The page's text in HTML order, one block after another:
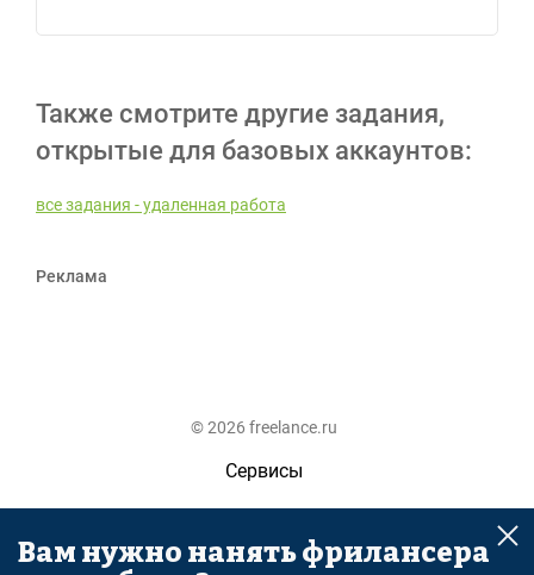
Также смотрите другие задания,
открытые для базовых аккаунтов:
все задания - удаленная работа
Реклама
© 2026 freelance.ru
Сервисы
Помощь
Поиск
Вам нужно нанять фрилансера